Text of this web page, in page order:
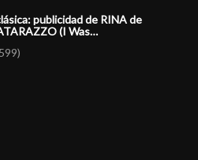
publicidad de RINA de
(I Was…